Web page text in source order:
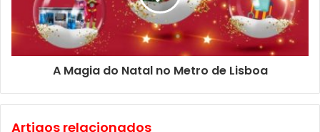
A Magia do Natal no Metro de Lisboa
Artigos relacionados